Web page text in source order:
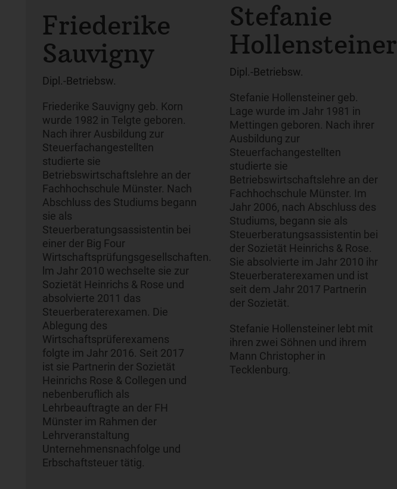
Friederike
Sauvigny
Dipl.-Betriebsw.
Friederike Sauvigny geb. Korn
wurde 1982 in Telgte geboren.
Nach ihrer Ausbildung zur
Steuerfachangestellten
studierte sie
Betriebswirtschaftslehre an der
Fachhochschule Münster. Nach
Abschluss des Studiums begann
sie als
Steuerberatungsassistentin bei
einer der Big Four
Wirtschaftsprüfungsgesellschaften.
lm Jahr 2010 wechselte sie zur
Sozietät Heinrichs & Rose und
absolvierte 2011 das
Steuerberaterexamen. Die
Ablegung des
Wirtschaftsprüferexamens
folgte im Jahr 2016. Seit 2017
ist sie Partnerin der Sozietät
Heinrichs Rose & Collegen und
nebenberuflich als
Lehrbeauftragte an der FH
Münster im Rahmen der
Lehrveranstaltung
Unternehmensnachfolge und
Erbschaftsteuer tätig.
Stefanie
Hollensteiner
Dipl.-Betriebsw.
Stefanie Hollensteiner geb.
Lage wurde im Jahr 1981 in
Mettingen geboren. Nach ihrer
Ausbildung zur
Steuerfachangestellten
studierte sie
Betriebswirtschaftslehre an der
Fachhochschule Münster. Im
Jahr 2006, nach Abschluss des
Studiums, begann sie als
Steuerberatungsassistentin bei
der Sozietät Heinrichs & Rose.
Sie absolvierte im Jahr 2010 ihr
Steuerberaterexamen und ist
seit dem Jahr 2017 Partnerin
der Sozietät.
Stefanie Hollensteiner lebt mit
ihren zwei Söhnen und ihrem
Mann Christopher in
Tecklenburg.